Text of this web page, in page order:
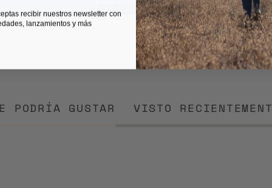
Agregar productos
PODRÍA GUSTAR VISTO
recibir nuestros newsletter con
lanzamientos y más